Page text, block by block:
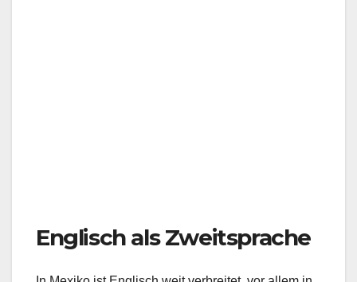
Englisch als Zweitsprache